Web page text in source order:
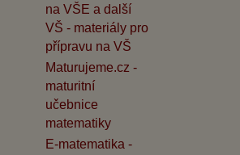
na VŠE a další
VŠ - materiály pro
přípravu na VŠ
Maturujeme.cz -
maturitní
učebnice
matematiky
E-matematika -